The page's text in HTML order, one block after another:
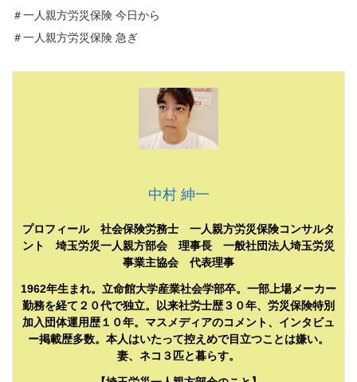
＃一人親方労災保険 今日から
＃一人親方労災保険 急ぎ
中村 紳一
プロフィール 社会保険労務士 一人親方労災保険コンサルタ
ント 埼玉労災一人親方部会 理事長 一般社団法人埼玉労災
事業主協会 代表理事
1962年生まれ。立命館大学産業社会学部卒。一部上場メーカー
勤務を経て２０代で独立。以来社労士歴３０年、労災保険特別
加入団体運用歴１０年。マスメディアのコメント、インタビュ
ー掲載歴多数。本人はいたって控えめで目立つことは嫌い。
妻、ネコ３匹と暮らす。